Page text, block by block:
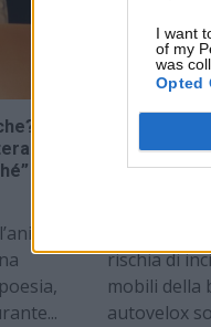
I want
of my
was
Opted
di
Off Road
Autovelox,
ti possono
se vai a
rischia di
mobili della
autovelox